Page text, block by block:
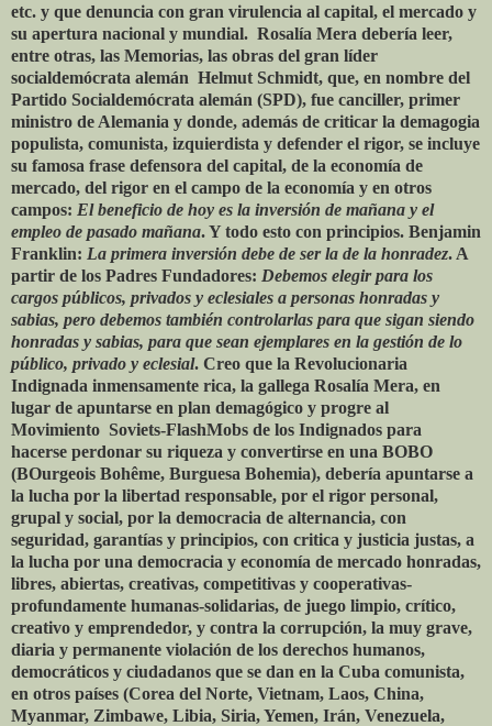
etc. y que denuncia con gran virulencia al capital, el mercado y
su apertura nacional y mundial. Rosalía Mera debería leer,
entre otras, las Memorias, las obras del gran líder
socialdemócrata alemán Helmut Schmidt, que, en nombre del
Partido Socialdemócrata alemán (SPD), fue canciller, primer
ministro de Alemania y donde, además de criticar la demagogia
populista, comunista, izquierdista y defender el rigor, se incluye
su famosa frase defensora del capital, de la economía de
mercado, del rigor en el campo de la economía y en otros
campos: El beneficio de hoy es la inversión de mañana y el
empleo de pasado mañana. Y todo esto con principios. Benjamin
Franklin: La primera inversión debe de ser la de la honradez. A
partir de los Padres Fundadores: Debemos elegir para los
cargos públicos, privados y eclesiales a personas honradas y
sabias, pero debemos también controlarlas para que sigan siendo
honradas y sabias, para que sean ejemplares en la gestión de lo
público, privado y eclesial. Creo que la Revolucionaria
Indignada inmensamente rica, la gallega Rosalía Mera, en
lugar de apuntarse en plan demagógico y progre al
Movimiento Soviets-FlashMobs de los Indignados para
hacerse perdonar su riqueza y convertirse en una BOBO
(BOurgeois Bohême, Burguesa Bohemia), debería apuntarse a
la lucha por la libertad responsable, por el rigor personal,
grupal y social, por la democracia de alternancia, con
seguridad, garantías y principios, con critica y justicia justas, a
la lucha por una democracia y economía de mercado honradas,
libres, abiertas, creativas, competitivas y cooperativas-
profundamente humanas-solidarias, de juego limpio, crítico,
creativo y emprendedor, y contra la corrupción, la muy grave,
diaria y permanente violación de los derechos humanos,
democráticos y ciudadanos que se dan en la Cuba comunista,
en otros países (Corea del Norte, Vietnam, Laos, China,
Myanmar, Zimbawe, Libia, Siria, Yemen, Irán, Venezuela,